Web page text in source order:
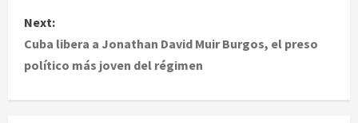
t
n
a
Next:
Cuba libera a Jonathan David Muir Burgos, el preso
político más joven del régimen